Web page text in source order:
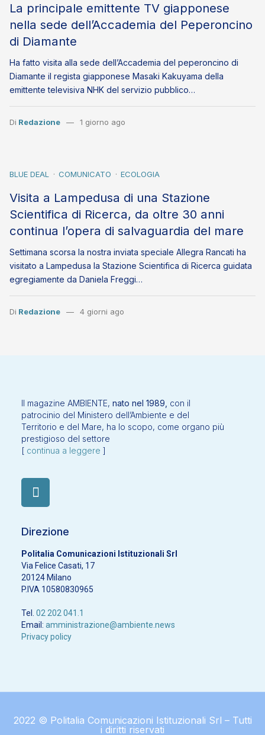
La principale emittente TV giapponese
nella sede dell’Accademia del Peperoncino
di Diamante
Ha fatto visita alla sede dell’Accademia del peperoncino di
Diamante il regista giapponese Masaki Kakuyama della
emittente televisiva NHK del servizio pubblico…
Di Redazione 1 giorno ago
BLUE DEAL COMUNICATO ECOLOGIA
Visita a Lampedusa di una Stazione
Scientifica di Ricerca, da oltre 30 anni
continua l’opera di salvaguardia del mare
Settimana scorsa la nostra inviata speciale Allegra Rancati ha
visitato a Lampedusa la Stazione Scientifica di Ricerca guidata
egregiamente da Daniela Freggi…
Di Redazione 4 giorni ago
Il magazine AMBIENTE, nato nel 1989, con il
patrocinio del Ministero dell’Ambiente e del
Territorio e del Mare, ha lo scopo, come organo più
prestigioso del settore
[ continua a leggere ]
Direzione
Politalia Comunicazioni Istituzionali Srl
Via Felice Casati, 17
20124 Milano
P.IVA 10580830965
Tel. 02 202 041.1
Email: amministrazione@ambiente.news
Privacy policy
2022 © Politalia Comunicazioni Istituzionali Srl – Tutti
i diritti riservati